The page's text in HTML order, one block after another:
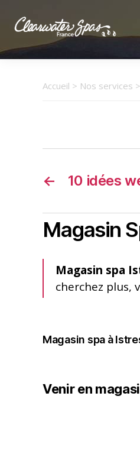
Clearwater
Spas
Accueil > Nos services >
← 10 idées
Magasin
Magasin spa
cherchez plus,
Magasin spa à
Venir en